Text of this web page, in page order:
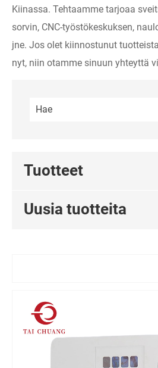
Kiinassa. Tehtaamme tarjoaa
sorvin, CNC-työstökeskuksen,
jne. Jos olet kiinnostunut
nyt, niin otamme sinuun yhteyttä
Tuotteet
Uusia tuotteita